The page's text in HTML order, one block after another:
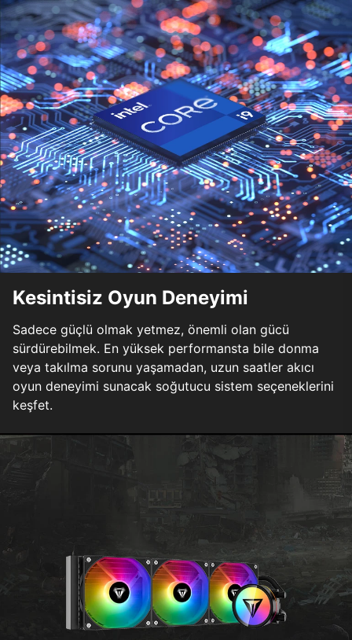
Kesintisiz Oyun Deneyimi
Sadece güçlü olmak yetmez, önemli olan gücü
sürdürebilmek. En yüksek performansta bile donma
veya takılma sorunu yaşamadan, uzun saatler akıcı
oyun deneyimi sunacak soğutucu sistem seçeneklerini
keşfet.